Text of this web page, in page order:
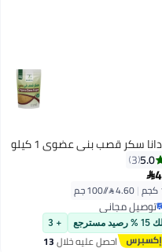
سكر قصب بني عضوي 1 كيلو
5.0
3

|4.60 /⁨/100 جم⁩
توصيل مجاني
توصيل مجانيلك 15 % رصيد مسترجع + 3
احصل عليه خلال13